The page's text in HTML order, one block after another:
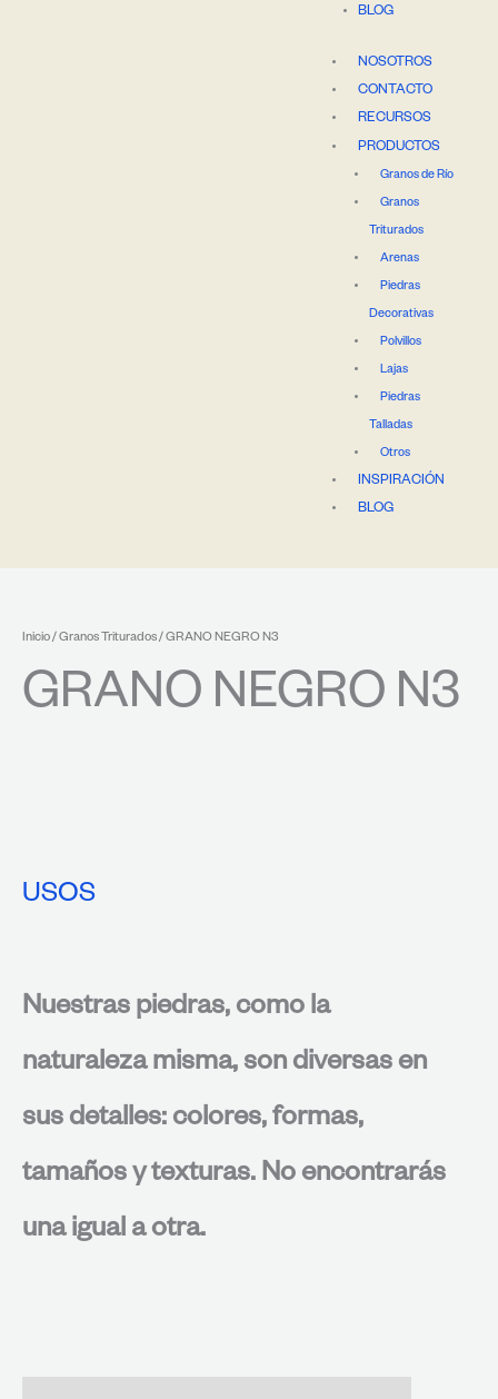
BLOG
NOSOTROS
CONTACTO
RECURSOS
PRODUCTOS
Granos de Río
Granos
Triturados
Arenas
Piedras
Decorativas
Polvillos
Lajas
Piedras
Talladas
Otros
INSPIRACIÓN
BLOG
Inicio/ Granos Triturados/ GRANO NEGRO N3
GRANO NEGRO N3
USOS
Nuestras piedras, como la
naturaleza misma, son diversas en
sus detalles: colores, formas,
tamaños y texturas. No encontrarás
una igual a otra.